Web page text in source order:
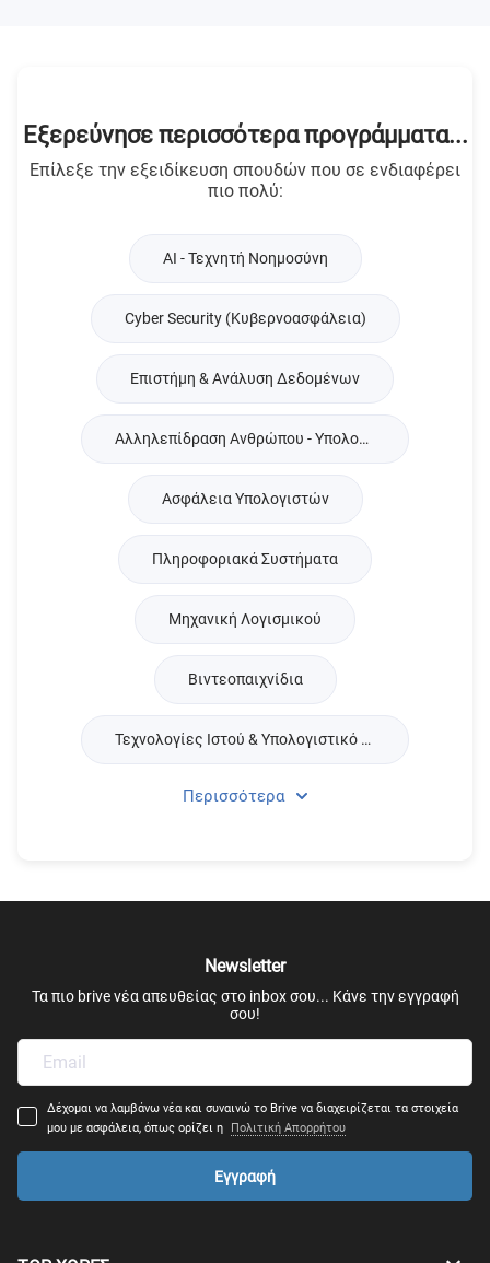
Εξερεύνησε περισσότερα προγράμματα...
Επίλεξε την εξειδίκευση σπουδών που σε ενδιαφέρει
πιο πολύ:
AI - Τεχνητή Νοημοσύνη
Cyber Security (Κυβερνοασφάλεια)
Επιστήμη & Ανάλυση Δεδομένων
Αλληλεπίδραση Ανθρώπου - Υπολογιστή
Ασφάλεια Υπολογιστών
Πληροφοριακά Συστήματα
Μηχανική Λογισμικού
Βιντεοπαιχνίδια
Τεχνολογίες Ιστού & Υπολογιστικό Νέφος
Περισσότερα
Newsletter
Τα πιο brive νέα απευθείας στο inbox σου... Κάνε την εγγραφή
σου!
Δέχομαι να λαμβάνω νέα και συναινώ το Brive να διαχειρίζεται τα στοιχεία
μου με ασφάλεια, όπως ορίζει η
Πολιτική Απορρήτου
Εγγραφή